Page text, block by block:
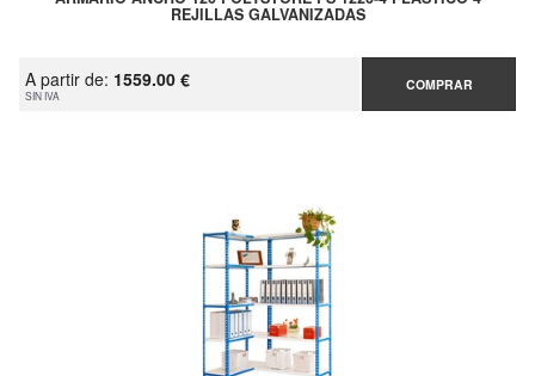
REJILLAS GALVANIZADAS
A partir de: 1559.00 €
SIN IVA
COMPRAR